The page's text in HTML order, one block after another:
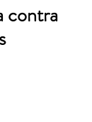
contra